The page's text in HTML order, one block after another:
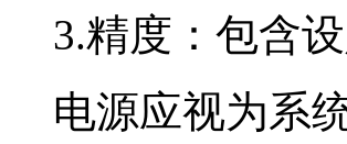
3.精度：包含
电源应视为系